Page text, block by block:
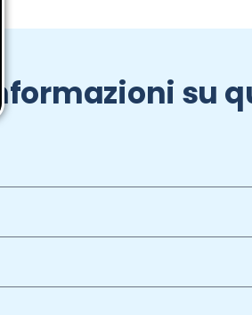
Informazioni su